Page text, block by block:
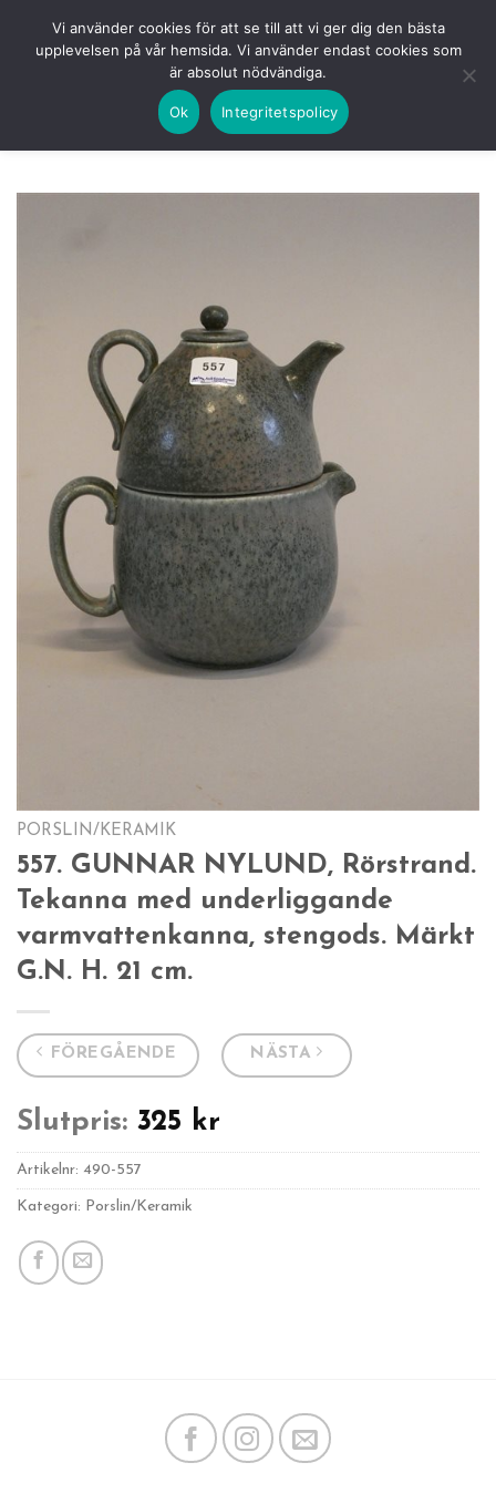
KOMMANDE LOGGA IN
PORSLIN/KERAMIK
557. GUNNAR NYLUND, Rörstrand.
Tekanna med underliggande
varmvattenkanna, stengods. Märkt
G.N. H. 21 cm.
FÖREGÅENDE NÄSTA
Slutpris: 325 kr
Artikelnr: 490-557
Kategori: Porslin/Keramik
Vi använder cookies för att se till att vi ger dig den bästa
upplevelsen på vår hemsida. Vi använder endast cookies som
är absolut nödvändiga.
Ok Integritetspolicy